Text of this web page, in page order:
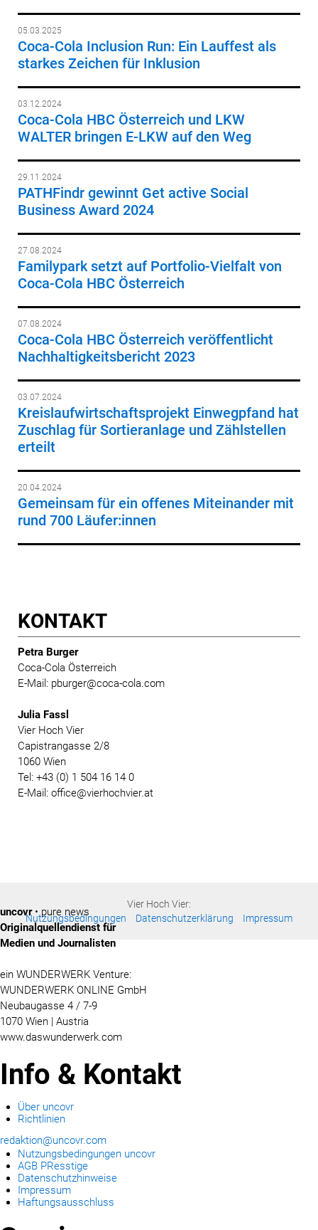
05.03.2025
Coca-Cola Inclusion Run: Ein Lauffest als
starkes Zeichen für Inklusion
03.12.2024
Coca-Cola HBC Österreich und LKW
WALTER bringen E-LKW auf den Weg
29.11.2024
PATHFindr gewinnt Get active Social
Business Award 2024
27.08.2024
Familypark setzt auf Portfolio-Vielfalt von
Coca-Cola HBC Österreich
07.08.2024
Coca-Cola HBC Österreich veröffentlicht
Nachhaltigkeitsbericht 2023
03.07.2024
Kreislaufwirtschaftsprojekt Einwegpfand hat
Zuschlag für Sortieranlage und Zählstellen
erteilt
20.04.2024
Gemeinsam für ein offenes Miteinander mit
rund 700 Läufer:innen
KONTAKT
Petra Burger
Coca-Cola Österreich
E-Mail: pburger@coca-cola.com
Julia Fassl
Vier Hoch Vier
Capistrangasse 2/8
1060 Wien
Tel: +43 (0) 1 504 16 14 0
E-Mail: office@vierhochvier.at
Vier Hoch Vier:
Nutzungsbedingungen
Datenschutzerklärung Impressum
uncovr• pure news
Originalquellendienst für
Medien und Journalisten
ein WUNDERWERK Venture:
WUNDERWERK ONLINE GmbH
Neubaugasse 4 / 7-9
1070 Wien | Austria
www.daswunderwerk.com
Info & Kontakt
Über uncovr
Richtlinien
redaktion@uncovr.com
Nutzungsbedingungen uncovr
AGB PResstige
Datenschutzhinweise
Impressum
Haftungsausschluss